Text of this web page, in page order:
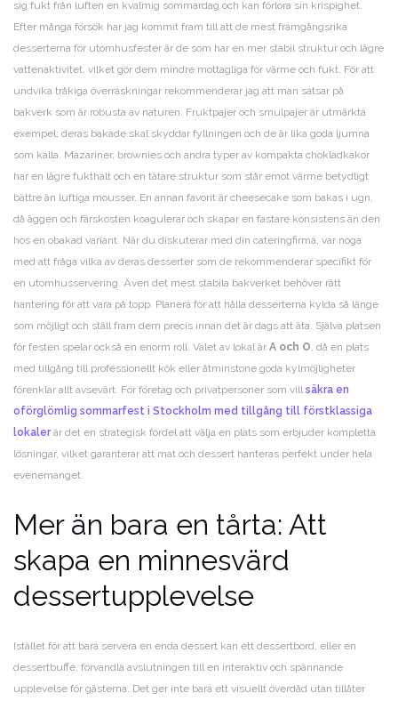
sig fukt från luften en kvalmig sommardag och kan förlora sin krispighet.
Efter många försök har jag kommit fram till att de mest framgångsrika
desserterna för utomhusfester är de som har en mer stabil struktur och lägre
vattenaktivitet, vilket gör dem mindre mottagliga för värme och fukt. För att
undvika tråkiga överraskningar rekommenderar jag att man satsar på
bakverk som är robusta av naturen. Fruktpajer och smulpajer är utmärkta
exempel; deras bakade skal skyddar fyllningen och de är lika goda ljumna
som kalla. Mazariner, brownies och andra typer av kompakta chokladkakor
har en lägre fukthalt och en tätare struktur som står emot värme betydligt
bättre än luftiga mousser. En annan favorit är cheesecake som bakas i ugn,
då äggen och färskosten koagulerar och skapar en fastare konsistens än den
hos en obakad variant. När du diskuterar med din cateringfirma, var noga
med att fråga vilka av deras desserter som de rekommenderar specifikt för
en utomhusservering. Även det mest stabila bakverket behöver rätt
hantering för att vara på topp. Planera för att hålla desserterna kylda så länge
som möjligt och ställ fram dem precis innan det är dags att äta. Själva platsen
för festen spelar också en enorm roll. Valet av lokal är A och O , då en plats
med tillgång till professionellt kök eller åtminstone goda kylmöjligheter
förenklar allt avsevärt. För företag och privatpersoner som vill säkra en
oförglömlig sommarfest i Stockholm med tillgång till förstklassiga
lokalerär det en strategisk fördel att välja en plats som erbjuder kompletta
lösningar, vilket garanterar att mat och dessert hanteras perfekt under hela
evenemanget.
Mer än bara en tårta: Att
skapa en minnesvärd
dessertupplevelse
Istället för att bara servera en enda dessert kan ett dessertbord, eller en
dessertbuffé, förvandla avslutningen till en interaktiv och spännande
upplevelse för gästerna. Det ger inte bara ett visuellt överdåd utan tillåter